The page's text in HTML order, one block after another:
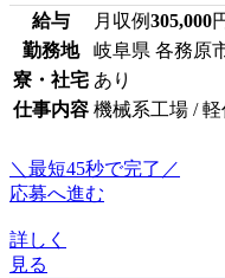
給与 月収例305,000
勤務地
岐阜県 各務原
寮・社宅 あり
仕事内容 機械系工場 /
＼最短45秒で完了／
応募へ進む
詳しく
見る